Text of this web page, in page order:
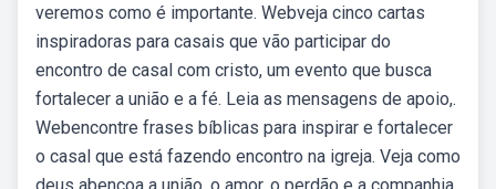
veremos como é importante. Webveja cinco cartas
inspiradoras para casais que vão participar do
encontro de casal com cristo, um evento que busca
fortalecer a união e a fé. Leia as mensagens de apoio,.
Webencontre frases bíblicas para inspirar e fortalecer
o casal que está fazendo encontro na igreja. Veja como